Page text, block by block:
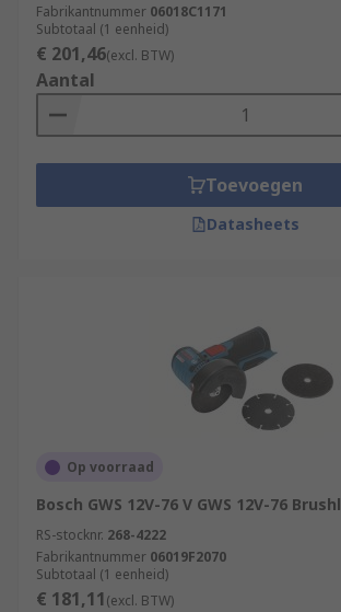
Fabrikantnummer 06018C1171
Subtotaal (1 eenheid)
€ 201,46(excl. BTW)
Aantal
Toevoegen
Datasheets
Op voorraad
Bosch GWS 12V-76 V GWS 12V-76
RS-stocknr. 268-4222
Fabrikantnummer 06019F2070
Subtotaal (1 eenheid)
€ 181,11(excl. BTW)